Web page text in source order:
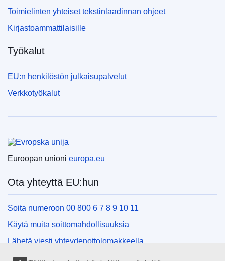
Toimielinten yhteiset tekstinlaadinnan ohjeet
Kirjastoammattilaisille
Työkalut
EU:n henkilöstön julkaisupalvelut
Verkkotyökalut
Euroopan unioni
Euroopan unioni europa.eu
Ota yhteyttä EU:hun
Soita numeroon 00 800 6 7 8 9 10 11
Käytä muita soittomahdollisuuksia
Lähetä viesti yhteydenottolomakkeella
Käy EU:n tiedotuspisteessä